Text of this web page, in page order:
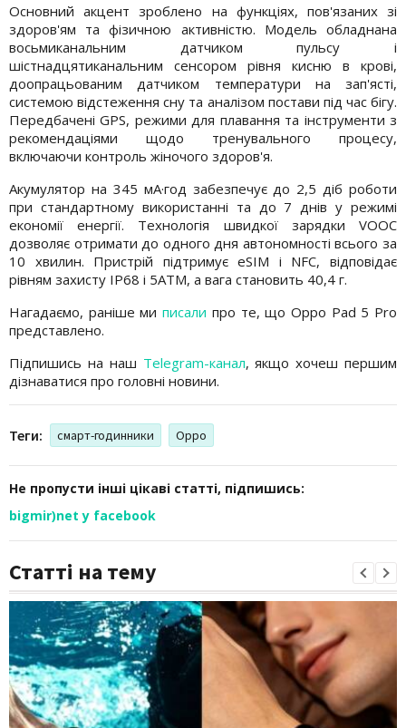
Основний акцент зроблено на функціях, пов'язаних зі
здоров'ям та фізичною активністю. Модель обладнана
восьмиканальним датчиком пульсу і
шістнадцятиканальним сенсором рівня кисню в крові,
доопрацьованим датчиком температури на зап'ясті,
системою відстеження сну та аналізом постави під час бігу.
Передбачені GPS, режими для плавання та інструменти з
рекомендаціями щодо тренувального процесу,
включаючи контроль жіночого здоров'я.
Акумулятор на 345 мА·год забезпечує до 2,5 діб роботи
при стандартному використанні та до 7 днів у режимі
економії енергії. Технологія швидкої зарядки VOOC
дозволяє отримати до одного дня автономності всього за
10 хвилин. Пристрій підтримує eSIM і NFC, відповідає
рівням захисту IP68 і 5ATM, а вага становить 40,4 г.
Нагадаємо, раніше миписали про те, що Oppo Pad 5 Pro
представлено.
Підпишись на наш Telegram-канал, якщо хочеш першим
дізнаватися про головні новини.
Теги: смарт-годинники Oppo
Не пропусти інші цікаві статті, підпишись:
bigmir)net у facebook
Статті на тему